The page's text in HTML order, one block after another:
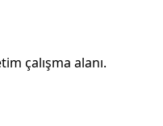
çalışma alanı.